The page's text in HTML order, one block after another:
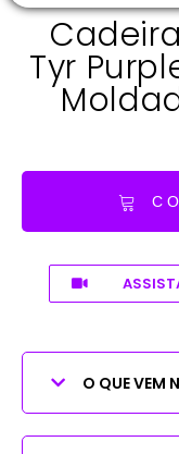
Tyr
O QUE VEM